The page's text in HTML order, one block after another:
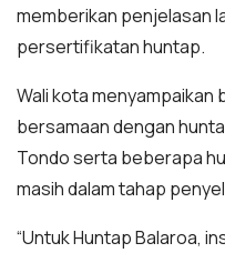
memberikan penjelasan
persertifikatan huntap.
Wali kota menyampaikan
bersamaan dengan
Tondo serta beberapa
masih dalam tahap
“Untuk Huntap Balaroa,